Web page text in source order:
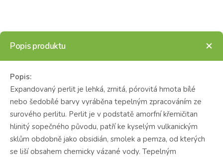
Popis produktu
Popis:
Expandovaný perlit je lehká, zrnitá, pórovitá hmota bílé
nebo šedobílé barvy vyráběna tepelným zpracováním ze
surového perlitu. Perlit je v podstatě amorfní křemičitan
hlinitý sopečného původu, patří ke kyselým vulkanickým
sklům obdobně jako obsidián, smolek a pemza, od kterých
se liší obsahem chemicky vázané vody. Tepelným